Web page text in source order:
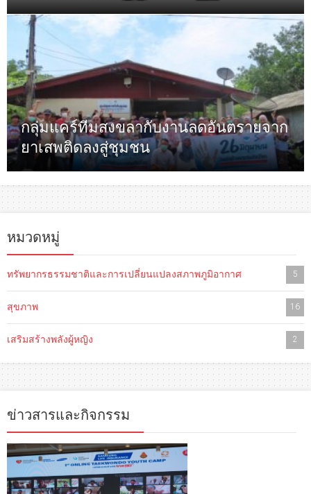
กลุ่มแคร์ทีมสงขลากับงานลดอันตรายจาก
ยาเสพติดลงสู่ชุมชน
หมวดหมู่
ทรัพยากรธรรมชาติและการเปลี่ยนแปลงสภาพภูมิอากาศ 5
สุขภาพ 16
เสริมสร้างพลังผู้หญิง 2
ข่าวสารและกิจกรรม